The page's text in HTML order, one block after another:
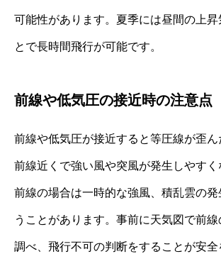
可能性があります。夏季には昼間の上昇
とで長時間飛行が可能です。
前線や低気圧の接近時の注意点
前線や低気圧が接近すると等圧線が歪ん
前線近くで強い風や突風が発生しやす
前線の場合は一時的な強風、積乱雲の
うことがあります。事前に天気図で前
調べ、飛行不可の判断をすることが安